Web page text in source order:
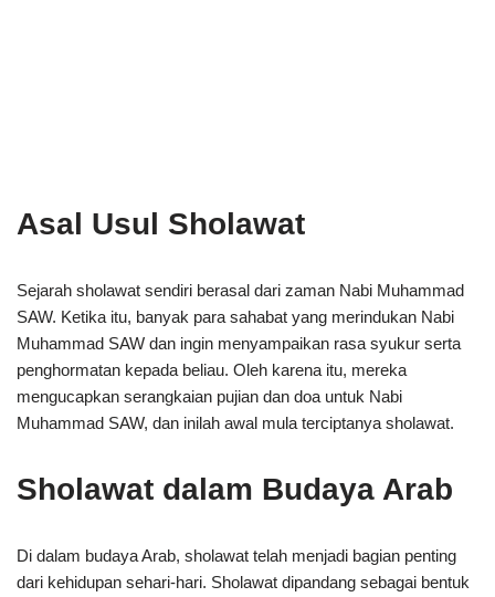
Asal Usul Sholawat
Sejarah sholawat sendiri berasal dari zaman Nabi Muhammad
SAW. Ketika itu, banyak para sahabat yang merindukan Nabi
Muhammad SAW dan ingin menyampaikan rasa syukur serta
penghormatan kepada beliau. Oleh karena itu, mereka
mengucapkan serangkaian pujian dan doa untuk Nabi
Muhammad SAW, dan inilah awal mula terciptanya sholawat.
Sholawat dalam Budaya Arab
Di dalam budaya Arab, sholawat telah menjadi bagian penting
dari kehidupan sehari-hari. Sholawat dipandang sebagai bentuk